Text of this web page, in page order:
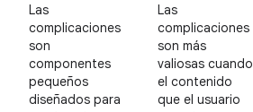
Las
complicaciones
son
componentes
pequeños
diseñados para
Las
complicaciones
son más
valiosas cuando
el contenido
que el usuario